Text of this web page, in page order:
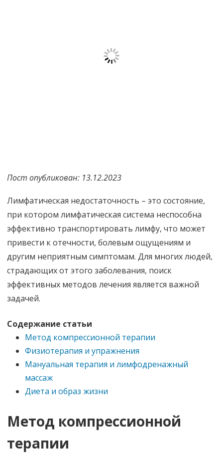
Пост опубликован: 13.12.2023
Лимфатическая недостаточность – это состояние,
при котором лимфатическая система неспособна
эффективно транспортировать лимфу, что может
привести к отечности, болевым ощущениям и
другим неприятным симптомам. Для многих людей,
страдающих от этого заболевания, поиск
эффективных методов лечения является важной
задачей.
Содержание статьи
Метод компрессионной терапии
Физиотерапия и упражнения
Мануальная терапия и лимфодренажный
массаж
Диета и образ жизни
Метод компрессионной
терапии